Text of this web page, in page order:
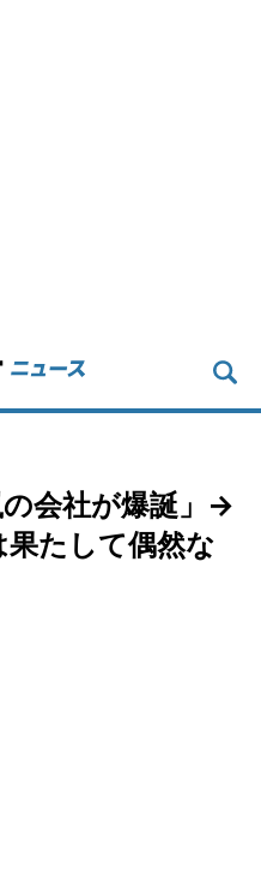
の会社が爆誕」→
たして偶然な